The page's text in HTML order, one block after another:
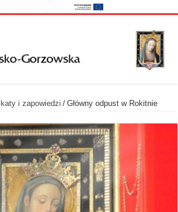
i zapowiedzi / Główny odpust w Rokitnie